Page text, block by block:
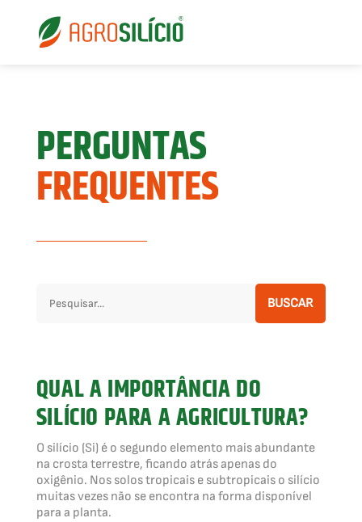
PERGUNTAS
FREQUENTES
BUSCAR
QUAL A IMPORTÂNCIA DO
SILÍCIO PARA A AGRICULTURA?
O silício (Si) é o segundo elemento mais abundante
na crosta terrestre, ficando atrás apenas do
oxigênio. Nos solos tropicais e subtropicais o silício
muitas vezes não se encontra na forma disponível
para a planta.